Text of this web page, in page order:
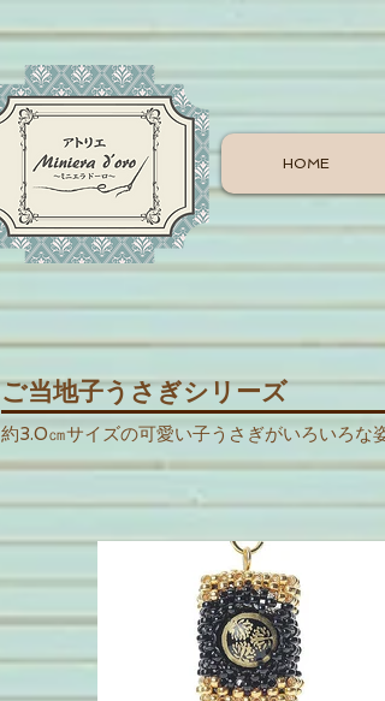
HOME
ご当地子うさぎシリーズ
約3.0㎝サイズの可愛い子うさぎがいろいろな